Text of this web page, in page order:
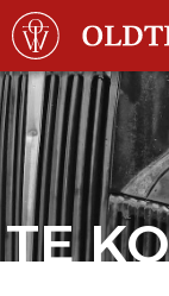
TE